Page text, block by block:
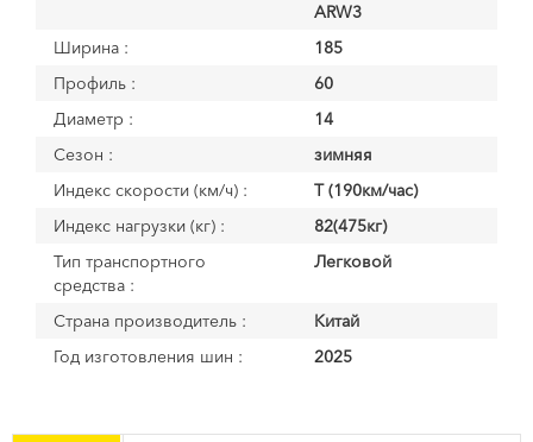
ARW3
Ширина :
185
Профиль :
60
Диаметр :
14
Сезон :
зимняя
Индекс скорости (км/ч) :
T (190км/час)
Индекс нагрузки (кг) :
82(475кг)
Тип транспортного
средства :
Легковой
Страна производитель :
Китай
Год изготовления шин :
2025